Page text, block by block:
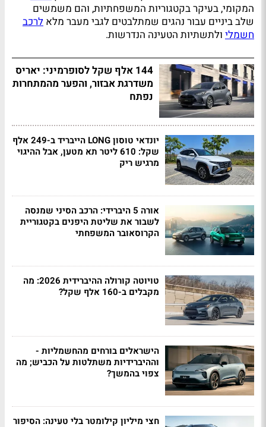
המקומי, בעיקר בקטגוריות המשפחתיות, והם משמשים
שלב ביניים עבור נהגים שמתלבטים לגבי מעבר מלא לרכב
חשמלי ולתשתיות הטעינה הנדרשות.
144 אלף שקל לסופרמיני: יאריס
משדרגת אבזור, והפער מהמתחרות
נפתח
יונדאי טוסון LONG הייבריד ב-249 אלף
שקל: 610 ליטר תא מטען, אבל ההיגוי
מרגיש ריק
אורה 5 היברידי: הרכב הסיני שמנסה
לשבור את שליטת היפנים בקטגוריית
הקרוסאובר המשפחתי
טויוטה קורולה ההיברידית 2026: מה
מקבלים ב-160 אלף שקל?
הישראלים בורחים מהחשמליות -
וההיברידיות משתלטות על הכביש; מה
צפוי בהמשך?
חצי מיליון קילומטר בלי טעינה: הסיפור